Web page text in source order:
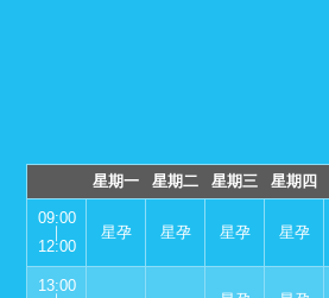
星期一 星期二 星期三 星期四
09:00
｜
12:00
星孕 星孕 星孕 星孕
13:00